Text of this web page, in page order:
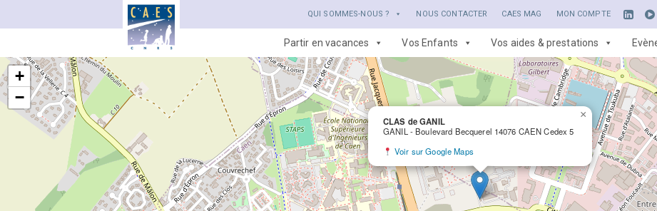
QUI SOMMES-NOUS ? NOUS CONTACTER CAES MAG MON COMPTE
Partir en vacances Vos Enfants Vos aides & prestations
CLAS de GANIL
GANIL - Boulevard Becquerel 14076 CAEN Cedex 5
Voir sur Google Maps
×
+
−